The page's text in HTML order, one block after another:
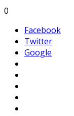
0
Facebook
Twitter
Google